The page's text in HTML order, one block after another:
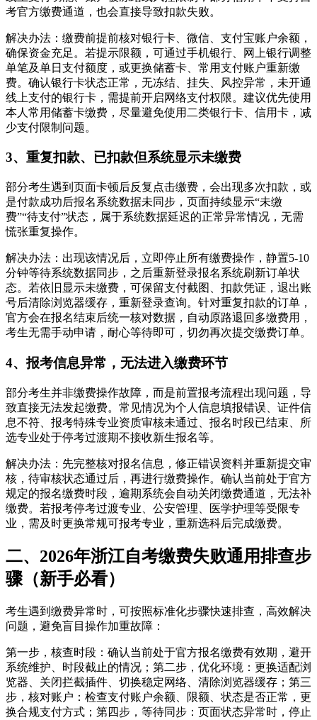
考官方缴费通道，也会直接导致扣款失败。
解决办法：缴费前提前核对银行卡、微信、支付宝账户余额，
确保资金充足。若提示限额，可通过手机银行、网上银行调整
单笔及单日支付额度，或更换储蓄卡、常用支付账户重新缴
费。确认银行卡状态正常，无冻结、挂失、风控异常，未开通
线上支付的银行卡，需提前开启网络支付权限。建议优先使用
本人常用储蓄卡缴费，尽量避免使用二类银行卡、信用卡，减
少支付限制问题。
3、重复扣款、已扣款但系统显示未缴费
部分考生遇到页面卡顿后反复点击缴费，会出现多次扣款，或
是付款成功后报名系统数据未同步，页面持续显示“未缴
费”“待支付”状态，属于系统数据延迟的正常异常情况，无需
慌张重复操作。
解决办法：出现该情况后，立即停止所有缴费操作，静置5-10
分钟等待系统数据同步，之后重新登录报名系统刷新订单状
态。若依旧显示未缴费，可保留支付截图、扣款凭证，退出账
号后清除浏览器缓存，重新登录查询。针对重复扣款的订单，
官方会在报名结束后统一核对数据，自动原路退回多缴费用，
考生无需手动申请，耐心等待即可，切勿再次提交缴费订单。
4、报考信息异常，无法进入缴费环节
部分考生并非缴费操作故障，而是前置报考流程出现问题，导
致直接无法发起缴费。常见情况为个人信息填报错误、证件信
息不符、报考特殊专业资质审核未通过、报名时段已结束、所
选专业处于停考过渡期不接收新生报名等。
解决办法：先完整核对报名信息，修正错误资料并重新提交审
核，待审核状态通过后，再进行缴费操作。确认当前处于官方
规定的报名缴费时段，逾期系统会自动关闭缴费通道，无法补
缴费。若报考停考过渡专业、公安管理、医学护理等受限专
业，需及时更换常规可报考专业，重新选科后完成缴费。
二、2026年浙江自考缴费失败通用排查步
骤（新手必看）
考生遇到缴费异常时，可按照标准化步骤快速排查，高效解决
问题，避免盲目操作加重故障：
第一步，核查时段：确认当前处于官方报名缴费有效期，避开
系统维护、时段截止的情况；第二步，优化环境：更换适配浏
览器、关闭拦截插件、切换稳定网络、清除浏览器缓存；第三
步，核对账户：检查支付账户余额、限额、状态是否正常，更
换合规支付方式；第四步，等待同步：页面状态异常时，停止